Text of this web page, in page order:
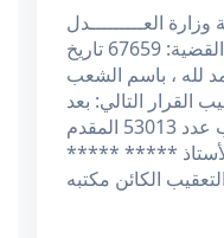
وزارة العـــــــــدل
محكمــــــة التعقــيب عــدد القضية: 67659 تاريخ
06/01/2025 الحمد لله ، باسم الشعب
القرار التالي: بعد
الإطلاع على مطلب التعقيب عدد 53013 المقدم
02/2024 من الأستاذ ***** *****